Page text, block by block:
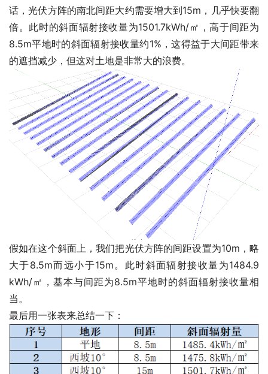
话，光伏方阵的南北间距大约需要增大到15m，几乎快要翻
倍。此时的斜面辐射接收量为1501.7kWh/㎡，高于间距为
8.5m平地时的斜面辐射接收量约1%，这得益于大间距带来
的遮挡减少，但这对土地是非常大的浪费。
假如在这个斜面上，我们把光伏方阵的间距设置为10m，略
大于8.5m而远小于15m。此时斜面辐射接收量为1484.9
kWh/㎡，基本与间距为8.5m平地时的斜面辐射接收量相
当。
最后用一张表来总结一下：